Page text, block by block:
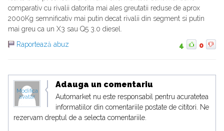
comparativ cu rivalii datorita mai ales greutatii reduse de aprox
2000Kg semnificativ mai putin decat rivalii din segment si putin
mai greu ca un X3 sau Q5 3.0 diesel.
Raportează abuz
4 0
Modifica
avatar
Adauga un comentariu
Automarket nu este responsabil pentru acuratetea
informatiilor din comentariile postate de cititori. Ne
rezervam dreptul de a selecta comentariile.